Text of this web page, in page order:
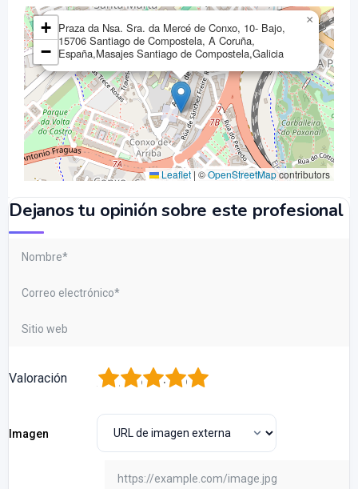
Praza da Nsa. Sra. da Mercé de Conxo, 10- Bajo,
15706 Santiago de Compostela, A Coruña,
España,Masajes Santiago de Compostela,Galicia
×
+
−
Leaflet | ©OpenStreetMapcontributors
Dejanos tu opinión sobre este profesional
Valoración 5
4
3
2
Imagen